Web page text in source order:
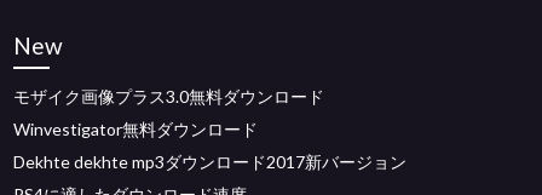
New
モザイク画像プラス3.0無料ダウンロード
Winvestigator無料ダウンロード
Dekhte dekhte mp3ダウンロード2017新バージョン